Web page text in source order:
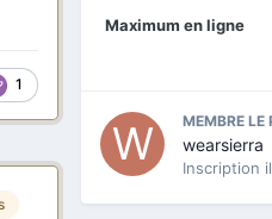
1
Maximum en ligne
MEMBRE LE
wearsierra
Inscription